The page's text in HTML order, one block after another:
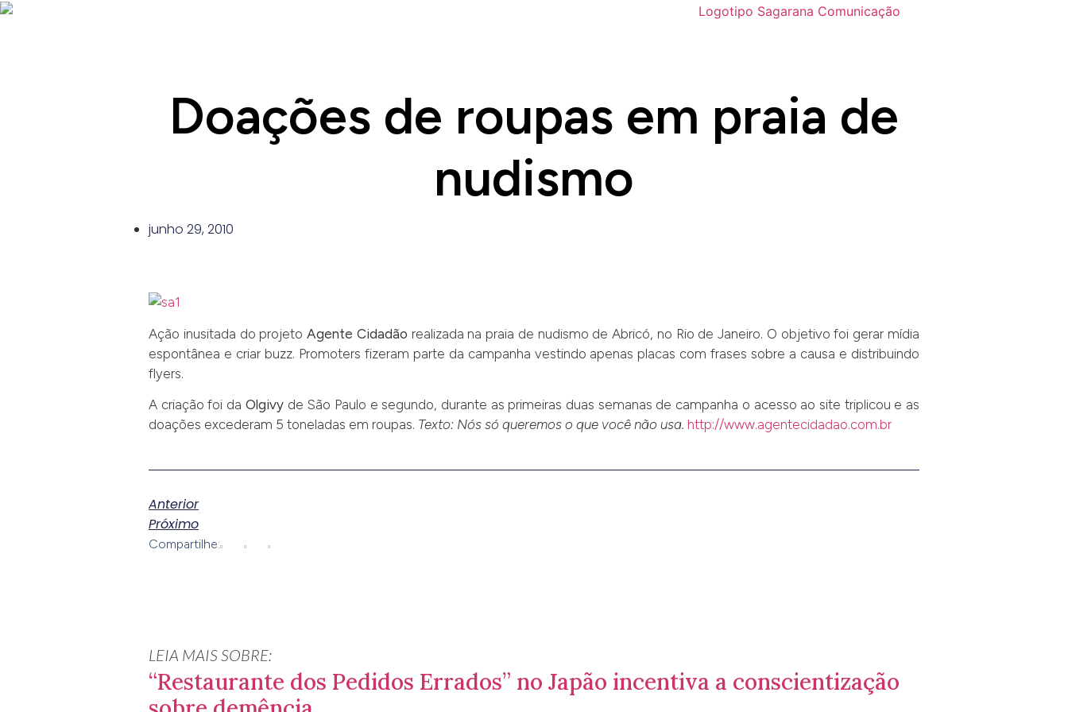
Doações de roupas em praia de
nudismo
junho 29, 2010
Ação inusitada do projetoAgente Cidadão realizada na praia de nudismo de Abricó, no Rio de Janeiro. O objetivo foi gerar mídia
espontânea e criar buzz. Promoters fizeram parte da campanha vestindo apenas placas com frases sobre a causa e distribuindo
flyers.
A criação foi da Olgivy de São Paulo e segundo, durante as primeiras duas semanas de campanha o acesso ao site triplicou e as
doações excederam 5 toneladas em roupas. Texto: Nós só queremos o que você não usa. http://www.agentecidadao.com.br
Anterior
Próximo
Compartilhe:
LEIA MAIS SOBRE:
“Restaurante dos Pedidos Errados” no Japão incentiva a conscientização